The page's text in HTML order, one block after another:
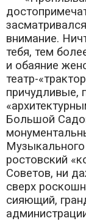
внимание.
тебя, тем
и обаяние
театр-
причудливые,
Большой
ростовский
Советов, ни
сверх
сияющий,